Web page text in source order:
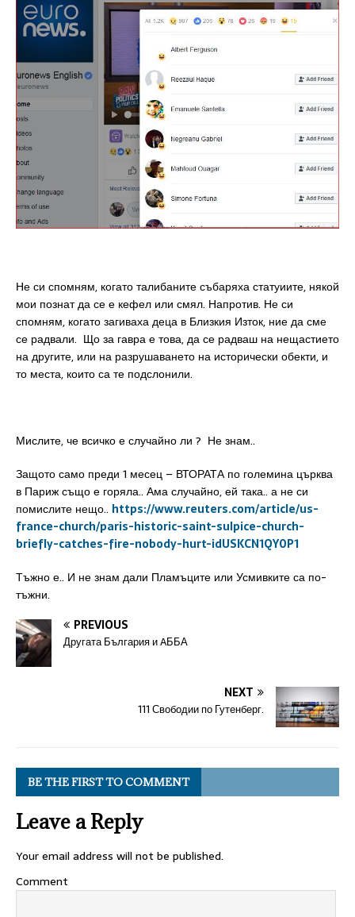
Не си спомням, когато талибаните събаряха статуиите, някой
мои познат да се е кефел или смял. Напротив. Не си
спомням, когато загиваха деца в Близкия Изток, ние да сме
се радвали. Що за гавра е това, да се радваш на нещастието
на другите, или на разрушаването на исторически обекти, и
то места, които са те подслонили.
Мислите, че всичко е случайно ли ? Не знам..
Защото само преди 1 месец – ВТОРАТА по големина църква
в Париж също е горяла.. Ама случайно, ей така.. а не си
помислите нещо.. https://www.reuters.com/article/us-
france-church/paris-historic-saint-sulpice-church-
briefly-catches-fire-nobody-hurt-idUSKCN1QY0P1
Тъжно е.. И не знам дали Пламъците или Усмивките са по-
тъжни.
PREVIOUS
Другата България и AББА
NEXT
111 Свободии по Гутенберг.
BE THE FIRST TO COMMENT
Leave a Reply
Your email address will not be published.
Comment